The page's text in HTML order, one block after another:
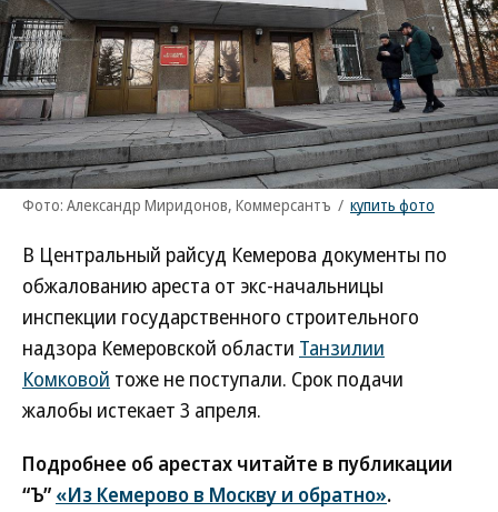
Фото: Александр Миридонов, Коммерсантъ / купить фото
В Центральный райсуд Кемерова документы по
обжалованию ареста от экс-начальницы
инспекции государственного строительного
надзора Кемеровской области Танзилии
Комковой тоже не поступали. Срок подачи
жалобы истекает 3 апреля.
Подробнее об арестах читайте в публикации
“Ъ” «Из Кемерово в Москву и обратно».